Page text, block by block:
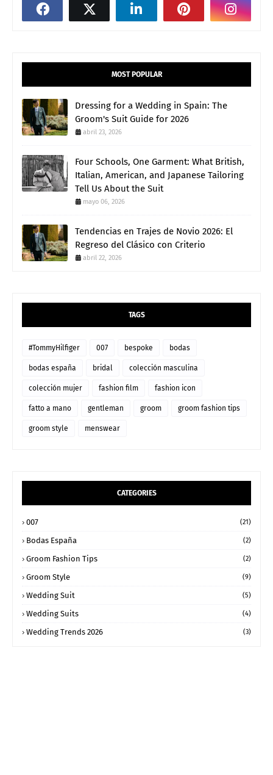
MOST POPULAR
Dressing for a Wedding in Spain: The
Groom's Suit Guide for 2026
abril 23, 2026
Four Schools, One Garment: What British,
Italian, American, and Japanese Tailoring
Tell Us About the Suit
mayo 06, 2026
Tendencias en Trajes de Novio 2026: El
Regreso del Clásico con Criterio
abril 22, 2026
TAGS
#TommyHilfiger 007 bespoke bodas
bodas españa bridal colección masculina
colección mujer fashion film fashion icon
fatto a mano gentleman groom groom fashion tips
groom style menswear
CATEGORIES
007 (21)
Bodas España (2)
Groom Fashion Tips (2)
Groom Style (9)
Wedding Suit (5)
Wedding Suits (4)
Wedding Trends 2026 (3)